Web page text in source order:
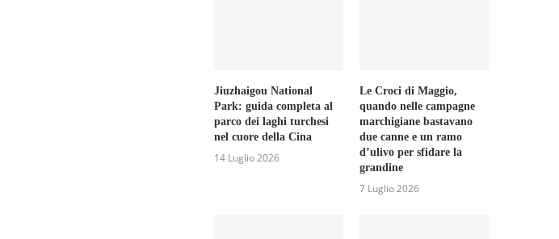
Jiuzhaigou National
Park: guida completa al
parco dei laghi turchesi
nel cuore della Cina
14 Luglio 2026
Le Croci di Maggio,
quando nelle campagne
marchigiane bastavano
due canne e un ramo
d’ulivo per sfidare la
grandine
7 Luglio 2026